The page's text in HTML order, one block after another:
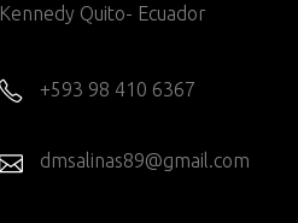
Kennedy Quito- Ecuador
+593 98 410 6367
dmsalinas89@gmail.com